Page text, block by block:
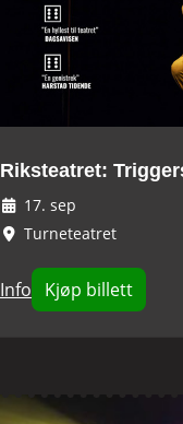
Riksteatret:
17. sep
Turneteatret
Info Kjøp billett